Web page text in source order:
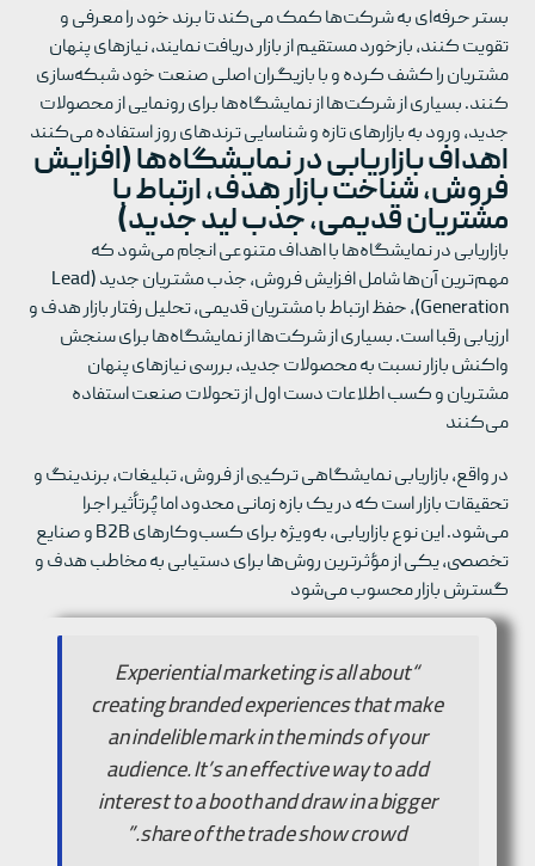
بستر حرفه‌ای به شرکت‌ها کمک می‌کند تا برند خود را معرفی و
تقویت کنند، بازخورد مستقیم از بازار دریافت نمایند، نیازهای پنهان
مشتریان را کشف کرده و با بازیگران اصلی صنعت خود شبکه‌سازی
کنند. بسیاری از شرکت‌ها از نمایشگاه‌ها برای رونمایی از محصولات
جدید، ورود به بازارهای تازه و شناسایی ترندهای روز استفاده می‌کنند
اهداف بازاریابی در نمایشگاه‌ها (افزایش
فروش، شناخت بازار هدف، ارتباط با
مشتریان قدیمی، جذب لید جدید)
بازاریابی در نمایشگاه‌ها با اهداف متنوعی انجام می‌شود که
مهم‌ترین آن‌ها شامل افزایش فروش، جذب مشتریان جدید (Lead
Generation)، حفظ ارتباط با مشتریان قدیمی، تحلیل رفتار بازار هدف و
ارزیابی رقبا است. بسیاری از شرکت‌ها از نمایشگاه‌ها برای سنجش
واکنش بازار نسبت به محصولات جدید، بررسی نیازهای پنهان
مشتریان و کسب اطلاعات دست اول از تحولات صنعت استفاده
می‌کنند
در واقع، بازاریابی نمایشگاهی ترکیبی از فروش، تبلیغات، برندینگ و
تحقیقات بازار است که در یک بازه زمانی محدود اما پُرتأثیر اجرا
می‌شود. این نوع بازاریابی، به‌ویژه برای کسب‌وکارهای B2B و صنایع
تخصصی، یکی از مؤثرترین روش‌ها برای دستیابی به مخاطب هدف و
گسترش بازار محسوب می‌شود
“Experiential marketing is all about
creating branded experiences that make
an indelible mark in the minds of your
audience. It’s an effective way to add
interest to a booth and draw in a bigger
share of the trade show crowd.”